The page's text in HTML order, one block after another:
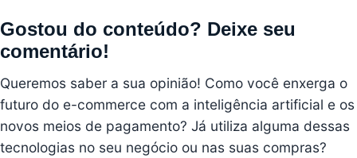
Gostou do conteúdo? Deixe seu
comentário!
Queremos saber a sua opinião! Como você enxerga o
futuro do e-commerce com a inteligência artificial e os
novos meios de pagamento? Já utiliza alguma dessas
tecnologias no seu negócio ou nas suas compras?